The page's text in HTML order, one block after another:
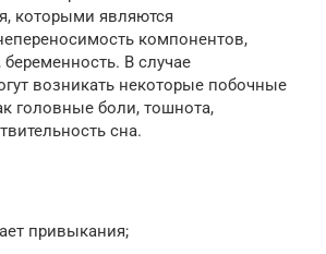
которыми являются
компонентов,
беременность. В случае
возникать некоторые побочные
головные боли, тошнота,
сна.
привыкания;